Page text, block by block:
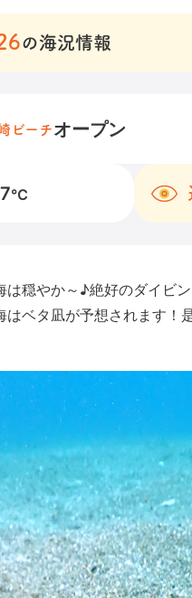
の海況情報
ビーチオープン
℃
穏やか～♪絶好のダイビ
ベタ凪が予想されます！